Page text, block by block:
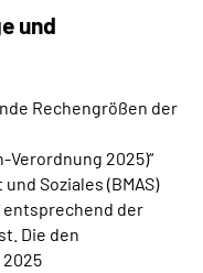
und
Rechengrößen der
2025)“
Soziales (BMAS)
der
Die den